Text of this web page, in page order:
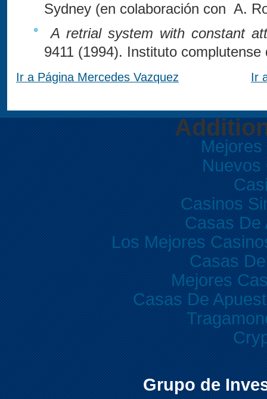
Sydney (en colaboración con A.
A retrial system with constant
9411 (1994). Instituto
Ir a Página Mercedes Vazquez Ir
Nuevos
Casinos
Casas De
Los Mejores
Casas
Mejores
Casas De
Grupo de